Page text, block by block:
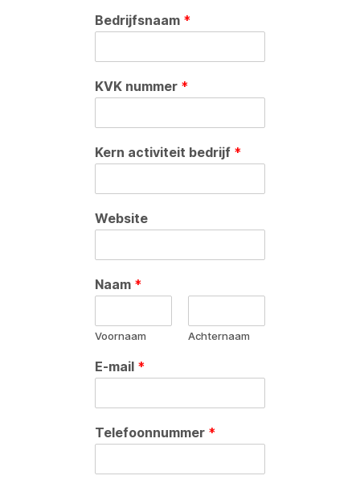
Bedrijfsnaam *
KVK nummer *
Kern activiteit bedrijf *
Website
Naam *
Voornaam Achternaam
E-mail *
Telefoonnummer *